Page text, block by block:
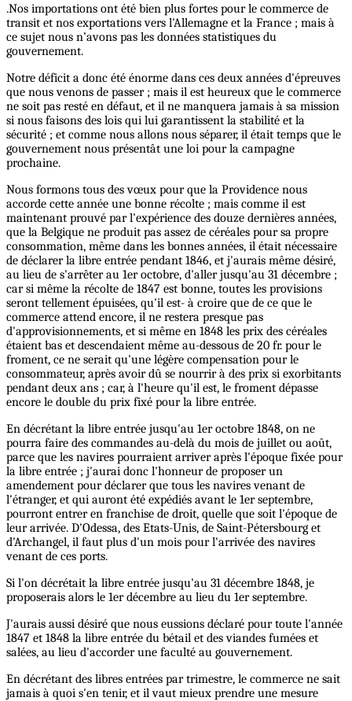
.Nos importations ont été bien plus fortes pour le commerce de
transit et nos exportations vers l'Allemagne et la France ; mais à
ce sujet nous n’avons pas les données statistiques du
gouvernement.
Notre déficit a donc été énorme dans ces deux années d'épreuves
que nous venons de passer ; mais il est heureux que le commerce
ne soit pas resté en défaut, et il ne manquera jamais à sa mission
si nous faisons des lois qui lui garantissent la stabilité et la
sécurité ; et comme nous allons nous séparer, il était temps que le
gouvernement nous présentât une loi pour la campagne
prochaine.
Nous formons tous des vœux pour que la Providence nous
accorde cette année une bonne récolte ; mais comme il est
maintenant prouvé par l'expérience des douze dernières années,
que la Belgique ne produit pas assez de céréales pour sa propre
consommation, même dans les bonnes années, il était nécessaire
de déclarer la libre entrée pendant 1846, et j'aurais même désiré,
au lieu de s'arrêter au 1er octobre, d'aller jusqu'au 31 décembre ;
car si même la récolte de 1847 est bonne, toutes les provisions
seront tellement épuisées, qu'il est- à croire que de ce que le
commerce attend encore, il ne restera presque pas
d'approvisionnements, et si même en 1848 les prix des céréales
étaient bas et descendaient même au-dessous de 20 fr. pour le
froment, ce ne serait qu'une légère compensation pour le
consommateur, après avoir dû se nourrir à des prix si exorbitants
pendant deux ans ; car, à l'heure qu'il est, le froment dépasse
encore le double du prix fixé pour la libre entrée.
En décrétant la libre entrée jusqu'au 1er octobre 1848, on ne
pourra faire des commandes au-delà du mois de juillet ou août,
parce que les navires pourraient arriver après l'époque fixée pour
la libre entrée ; j'aurai donc l'honneur de proposer un
amendement pour déclarer que tous les navires venant de
l'étranger, et qui auront été expédiés avant le 1er septembre,
pourront entrer en franchise de droit, quelle que soit l'époque de
leur arrivée. D'Odessa, des Etats-Unis, de Saint-Pétersbourg et
d'Archangel, il faut plus d'un mois pour l'arrivée des navires
venant de ces ports.
Si l'on décrétait la libre entrée jusqu'au 31 décembre 1848, je
proposerais alors le 1er décembre au lieu du 1er septembre.
J'aurais aussi désiré que nous eussions déclaré pour toute l'année
1847 et 1848 la libre entrée du bétail et des viandes fumées et
salées, au lieu d'accorder une faculté au gouvernement.
En décrétant des libres entrées par trimestre, le commerce ne sait
jamais à quoi s'en tenir, et il vaut mieux prendre une mesure